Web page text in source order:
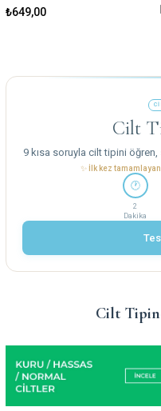
₺649,00
Cilt
9 kısa soruyla cilt tipini
✨ İlk kez
🕐
2
Dakika
Cilt